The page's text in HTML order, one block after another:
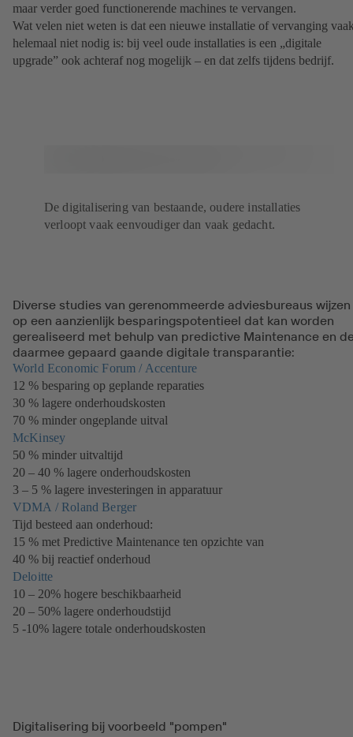
maar verder goed functionerende machines te vervangen.
Wat velen niet weten is dat een nieuwe installatie of vervanging
helemaal niet nodig is: bij veel oude installaties is een „digitale
upgrade” ook achteraf nog mogelijk – en dat zelfs tijdens bedrijf.
De digitalisering van bestaande, oudere installaties
verloopt vaak eenvoudiger dan vaak gedacht.
Diverse studies van gerenommeerde adviesbureaus wijzen
op een aanzienlijk besparingspotentieel dat kan worden
gerealiseerd met behulp van predictive Maintenance en
daarmee gepaard gaande digitale transparantie:
World Economic Forum / Accenture
in
12 % besparing op geplande reparaties
30 % lagere onderhoudskosten
70 % minder ongeplande uitval
McKinsey
in
een
nieuw
tabblad)
50 % minder uitvaltijd
20 – 40 % lagere onderhoudskosten
3 – 5 % lagere investeringen in apparatuur
VDMA / Roland Berger
in
een
nieuw
Tijd besteed aan onderhoud:
15 % met Predictive Maintenance ten opzichte van
40 % bij reactief onderhoud
Deloitte
in
een
nieuw
10 – 20% hogere beschikbaarheid
20 – 50% lagere onderhoudstijd
5 -10% lagere totale onderhoudskosten
Digitalisering bij voorbeeld "pompen"